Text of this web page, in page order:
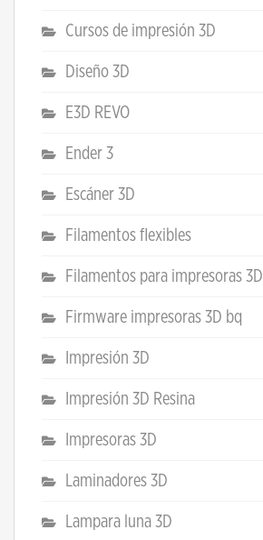
Cursos de impresión 3D
Diseño 3D
E3D REVO
Ender 3
Escáner 3D
Filamentos flexibles
Filamentos para impresoras 3D
Firmware impresoras 3D bq
Impresión 3D
Impresión 3D Resina
Impresoras 3D
Laminadores 3D
Lampara luna 3D